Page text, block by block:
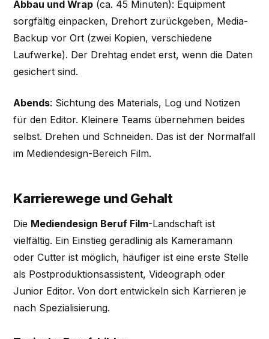
Abbau und Wrap (ca. 45 Minuten): Equipment
sorgfältig einpacken, Drehort zurückgeben, Media-
Backup vor Ort (zwei Kopien, verschiedene
Laufwerke). Der Drehtag endet erst, wenn die Daten
gesichert sind.
Abends: Sichtung des Materials, Log und Notizen
für den Editor. Kleinere Teams übernehmen beides
selbst. Drehen und Schneiden. Das ist der Normalfall
im Mediendesign-Bereich Film.
Karrierewege und Gehalt
Die Mediendesign Beruf Film-Landschaft ist
vielfältig. Ein Einstieg geradlinig als Kameramann
oder Cutter ist möglich, häufiger ist eine erste Stelle
als Postproduktionsassistent, Videograph oder
Junior Editor. Von dort entwickeln sich Karrieren je
nach Spezialisierung.